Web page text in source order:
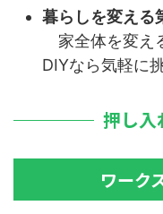
暮らしを変える
家全体を変え
DIYなら気軽に
押し入
ワーク